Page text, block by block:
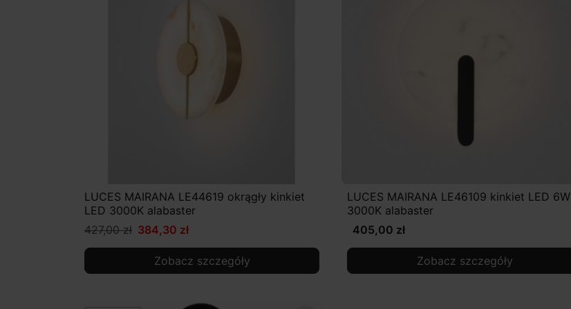
LUCES MAIRANA LE44619 okrągły kinkiet
LED 3000K alabaster
427,00 zł 384,30 zł
Zobacz szczegóły
LUCES MAIRANA LE46109 kinkiet LED 6W
3000K alabaster
405,00 zł
Zobacz szczegóły